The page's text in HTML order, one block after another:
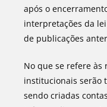
após o
interpretações da
de publicações
No que se refere às
institucionais serão
sendo criadas